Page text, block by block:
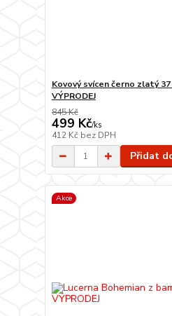
Kovový svícen černo zlatý
VÝPRODEJ
845 Kč
499 Kč/ks
412 Kč bez DPH
Přidat
Akce